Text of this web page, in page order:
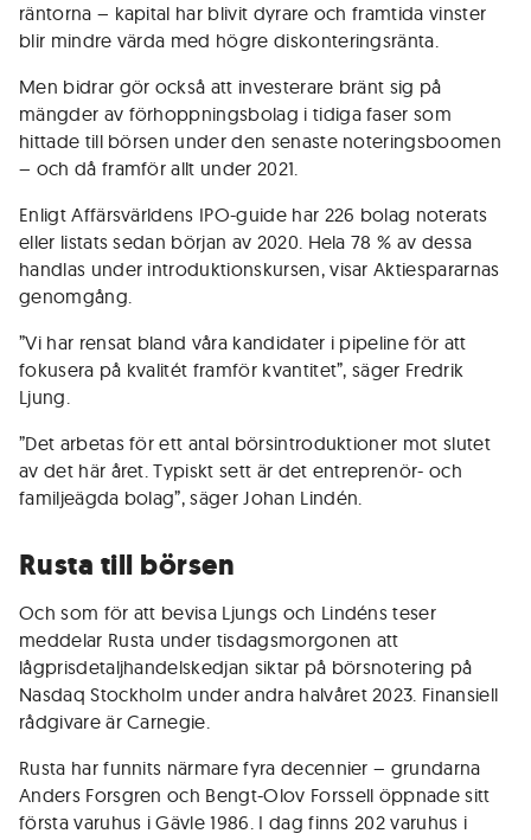
räntorna – kapital har blivit dyrare och framtida vinster
blir mindre värda med högre diskonteringsränta.
Men bidrar gör också att investerare bränt sig på
mängder av förhoppningsbolag i tidiga faser som
hittade till börsen under den senaste noteringsboomen
– och då framför allt under 2021.
Enligt Affärsvärldens IPO-guide har 226 bolag noterats
eller listats sedan början av 2020. Hela 78 % av dessa
handlas under introduktionskursen, visar Aktiespararnas
genomgång.
”Vi har rensat bland våra kandidater i pipeline för att
fokusera på kvalitét framför kvantitet”, säger Fredrik
Ljung.
”Det arbetas för ett antal börsintroduktioner mot slutet
av det här året. Typiskt sett är det entreprenör- och
familjeägda bolag”, säger Johan Lindén.
Rusta till börsen
Och som för att bevisa Ljungs och Lindéns teser
meddelar Rusta under tisdagsmorgonen att
lågprisdetaljhandelskedjan siktar på börsnotering på
Nasdaq Stockholm under andra halvåret 2023. Finansiell
rådgivare är Carnegie.
Rusta har funnits närmare fyra decennier – grundarna
Anders Forsgren och Bengt-Olov Forssell öppnade sitt
första varuhus i Gävle 1986. I dag finns 202 varuhus i